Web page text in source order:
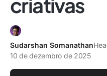
Sudarshan Somanathan
10 de dezembro de 2025